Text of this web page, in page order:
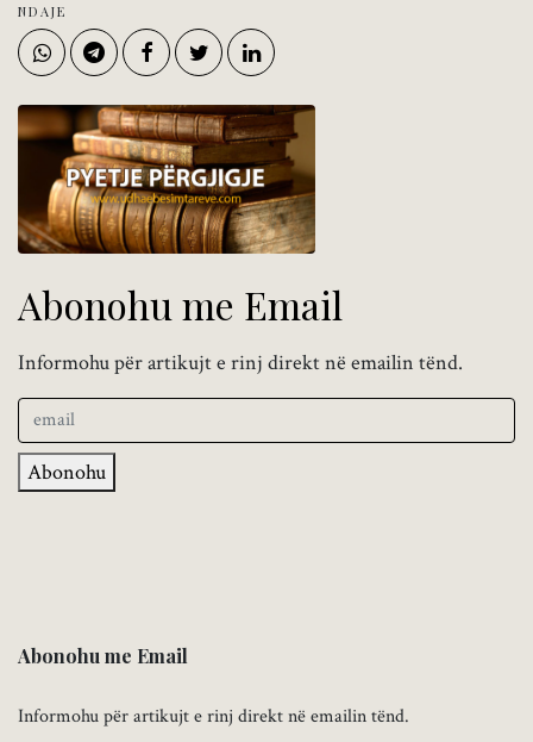
NDAJE
Abonohu me Email
Informohu për artikujt e rinj direkt në emailin tënd.
Abonohu
Abonohu me Email
Informohu për artikujt e rinj direkt në emailin tënd.